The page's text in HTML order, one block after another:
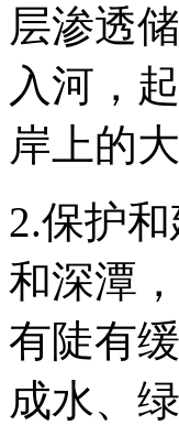
层渗透
入河，
岸上的
2.保护
和深潭
有陡有
成水、